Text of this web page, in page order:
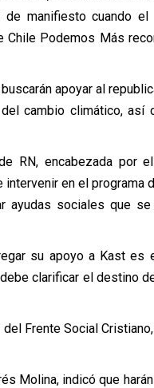
de manifiesto cuando
Podemos Más
apoyar al
cambio climático, así
RN, encabezada por
en el programa
ayudas sociales que
su apoyo a Kast es
clarificar el destino
Frente Social
Molina, indicó que harán